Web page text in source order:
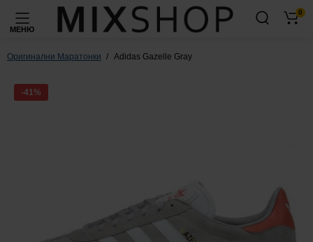
МЕНЮ
0
Оригинални Маратонки Adidas Gazelle Gray
-41%